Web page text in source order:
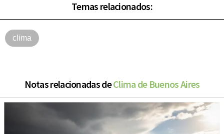
Temas relacionados:
clima
Notas relacionadas deClima de Buenos Aires